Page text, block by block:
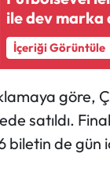
ile dev marka
İçeriği Görüntüle
göre,
satıldı.
biletin de